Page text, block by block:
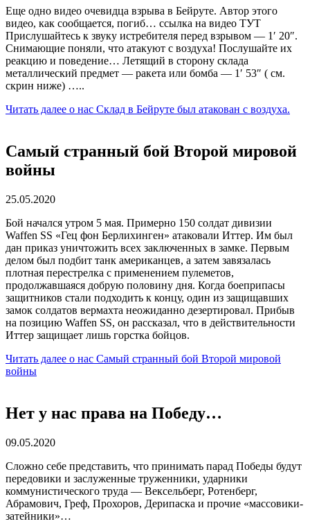
Еще одно видео очевидца взрыва в Бейруте. Автор этого
видео, как сообщается, погиб… ссылка на видео ТУТ
Прислушайтесь к звуку истребителя перед взрывом — 1′ 20″.
Снимающие поняли, что атакуют с воздуха! Послушайте их
реакцию и поведение… Летящий в сторону склада
металлический предмет — ракета или бомба — 1′ 53″ ( см.
скрин ниже) …..
Читать далее о нас Склад в Бейруте был атакован с воздуха.
Самый странный бой Второй мировой
войны
25.05.2020
Бой начался утром 5 мая. Примерно 150 солдат дивизии
Waffen SS «Гец фон Берлихинген» атаковали Иттер. Им был
дан приказ уничтожить всех заключенных в замке. Первым
делом был подбит танк американцев, а затем завязалась
плотная перестрелка с применением пулеметов,
продолжавшаяся добрую половину дня. Когда боеприпасы
защитников стали подходить к концу, один из защищавших
замок солдатов вермахта неожиданно дезертировал. Прибыв
на позицию Waffen SS, он рассказал, что в действительности
Иттер защищает лишь горстка бойцов.
Читать далее о нас Самый странный бой Второй мировой
войны
Нет у нас права на Победу…
09.05.2020
Сложно себе представить, что принимать парад Победы будут
передовики и заслуженные труженники, ударники
коммунистического труда — Вексельберг, Ротенберг,
Абрамович, Греф, Прохоров, Дерипаска и прочие «массовики-
затейники»…